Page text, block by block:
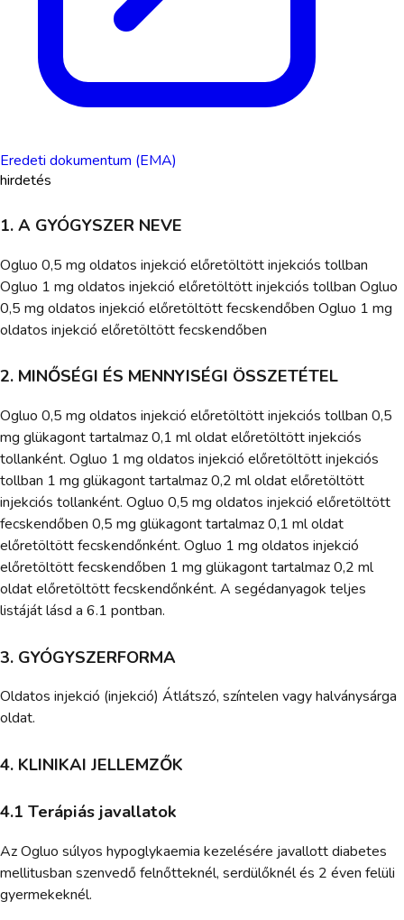
Eredeti dokumentum (EMA)
hirdetés
1. A GYÓGYSZER NEVE
Ogluo 0,5 mg oldatos injekció előretöltött injekciós tollban
Ogluo 1 mg oldatos injekció előretöltött injekciós tollban Ogluo
0,5 mg oldatos injekció előretöltött fecskendőben Ogluo 1 mg
oldatos injekció előretöltött fecskendőben
2. MINŐSÉGI ÉS MENNYISÉGI ÖSSZETÉTEL
Ogluo 0,5 mg oldatos injekció előretöltött injekciós tollban 0,5
mg glükagont tartalmaz 0,1 ml oldat előretöltött injekciós
tollanként. Ogluo 1 mg oldatos injekció előretöltött injekciós
tollban 1 mg glükagont tartalmaz 0,2 ml oldat előretöltött
injekciós tollanként. Ogluo 0,5 mg oldatos injekció előretöltött
fecskendőben 0,5 mg glükagont tartalmaz 0,1 ml oldat
előretöltött fecskendőnként. Ogluo 1 mg oldatos injekció
előretöltött fecskendőben 1 mg glükagont tartalmaz 0,2 ml
oldat előretöltött fecskendőnként. A segédanyagok teljes
listáját lásd a 6.1 pontban.
3. GYÓGYSZERFORMA
Oldatos injekció (injekció) Átlátszó, színtelen vagy halványsárga
oldat.
4. KLINIKAI JELLEMZŐK
4.1 Terápiás javallatok
Az Ogluo súlyos hypoglykaemia kezelésére javallott diabetes
mellitusban szenvedő felnőtteknél, serdülőknél és 2 éven felüli
gyermekeknél.